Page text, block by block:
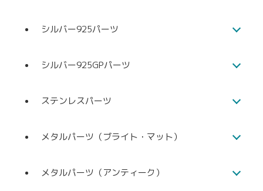
シルバー925パーツ
シルバー925GPパーツ
ステンレスパーツ
メタルパーツ（ブライト・マット）
メタルパーツ（アンティーク）